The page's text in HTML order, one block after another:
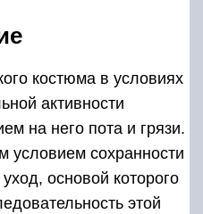
костюма в условиях
активности
на него пота и грязи.
условием сохранности
основой которого
этой